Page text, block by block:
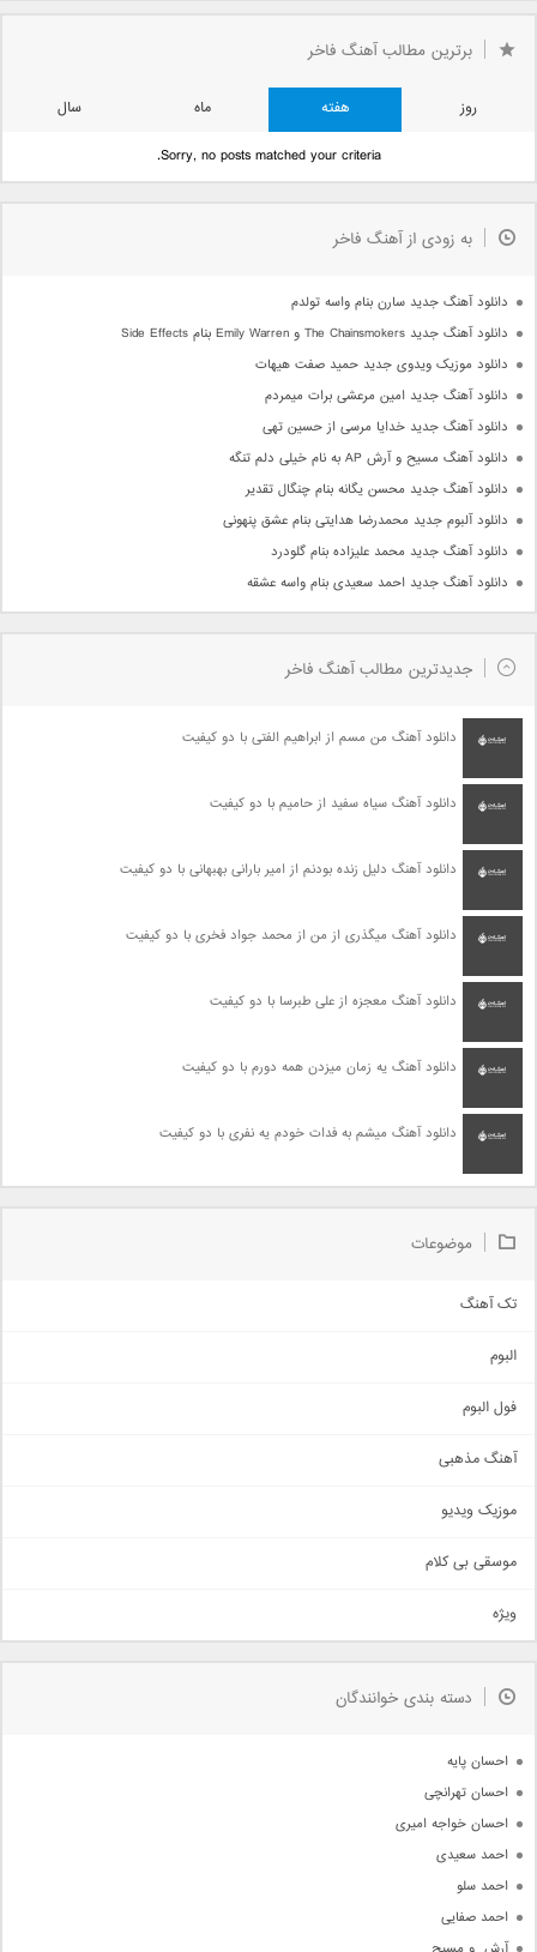
برترین مطالب آهنگ فاخر
روز هفته ماه
سال
Sorry, no posts matched your criteria.
به زودی از آهنگ فاخر
دانلود آهنگ جدید سارن بنام واسه تولدم
دانلود آهنگ جدید The Chainsmokers و Emily Warren بنام Side Effects
دانلود موزیک ویدوی جدید حمید صفت هیهات
دانلود آهنگ جدید امین مرعشی برات میمردم
دانلود آهنگ جدید خدایا مرسی از حسین تهی
دانلود آهنگ مسیح و آرش AP به نام خیلی دلم تنگه
دانلود آهنگ جدید محسن یگانه بنام چنگال تقدیر
دانلود آلبوم جدید محمدرضا هدایتی بنام عشق پنهونی
دانلود آهنگ جدید محمد علیزاده بنام گلودرد
دانلود آهنگ جدید احمد سعیدی بنام واسه عشقه
جدیدترین مطالب آهنگ فاخر
دانلود آهنگ من مسم از ابراهیم الفتی با دو کیفیت
دانلود آهنگ سیاه سفید از حامیم با دو کیفیت
دانلود آهنگ دلیل زنده بودنم از امیر بارانی بهبهانی با دو کیفیت
دانلود آهنگ میگذری از من از محمد جواد فخری با دو کیفیت
دانلود آهنگ معجزه از علی طبرسا با دو کیفیت
دانلود آهنگ یه زمان میزدن همه دورم با دو کیفیت
دانلود آهنگ میشم به فدات خودم یه نفری با دو کیفیت
موضوعات
تک آهنگ
اجتماعی
حماسی
سنتی
اهنگ بندرعباسی
دمو
مذهبی
جدیدترین ها
البوم
فول البوم
آهنگ مذهبی
موزیک ویدیو
موسقی بی کلام
ویژه
دسته بندی خوانندگان
احسان پایه
احسان تهرانچی
احسان خواجه امیری
احمد سعیدی
احمد سلو
احمد صفایی